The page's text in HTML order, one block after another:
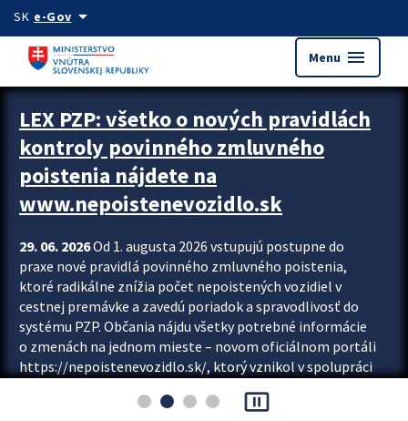
Preskocit na hlavný obsah
SK e-Govarrow_drop_down
Menu menu
Zastavit automatický posun upútavok
LEX PZP: všetko o nových pravidlách
kontroly povinného zmluvného
poistenia nájdete na
www.nepoistenevozidlo.sk
29. 06. 2026Od 1. augusta 2026 vstupujú postupne do
praxe nové pravidlá povinného zmluvného poistenia,
ktoré radikálne znížia počet nepoistených vozidiel v
cestnej premávke a zavedú poriadok a spravodlivosť do
systému PZP. Občania nájdu všetky potrebné informácie
o zmenách na jednom mieste – novom oficiálnom portáli
https://nepoistenevozidlo.sk/, ktorý vznikol v spolupráci
asociácie poisťovní (SLASPO) a Ministerstva vnútra SR.
pause_presentation